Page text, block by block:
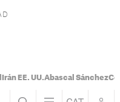
Irán EE. UU.Abascal Sánchez